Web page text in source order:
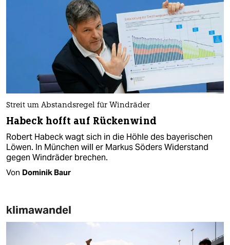
Streit um Abstandsregel für Windräder
Habeck hofft auf Rückenwind
Robert Habeck wagt sich in die Höhle des bayerischen
Löwen. In München will er Markus Söders Widerstand
gegen Windräder brechen.
Von Dominik Baur
klimawandel